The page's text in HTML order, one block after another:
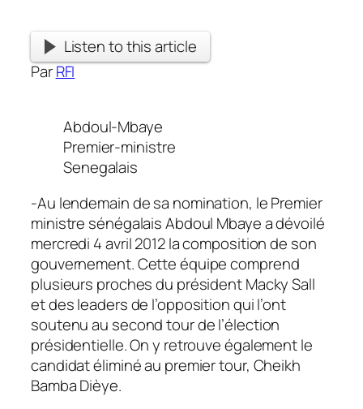
Listen to this article
ParRFI
Abdoul-Mbaye
Premier-ministre
Senegalais
-Au lendemain de sa nomination, le Premier
ministre sénégalais Abdoul Mbaye a dévoilé
mercredi 4 avril 2012 la composition de son
gouvernement. Cette équipe comprend
plusieurs proches du président Macky Sall
et des leaders de l’opposition qui l’ont
soutenu au second tour de l’élection
présidentielle. On y retrouve également le
candidat éliminé au premier tour, Cheikh
Bamba Dièye.